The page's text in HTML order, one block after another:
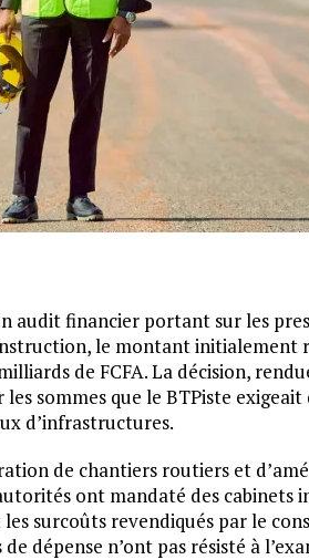
audit financier portant sur les
le montant initialement
de FCFA. La décision,
sommes que le BTPiste exigeait
d’infrastructures.
de chantiers routiers et
ont mandaté des cabinets
surcoûts revendiqués par le
dépense n’ont pas résisté à